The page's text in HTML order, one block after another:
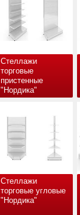
Стеллажи
торговые
пристенные
"Нордика"
Стеллажи
торговые угловые
"Нордика"